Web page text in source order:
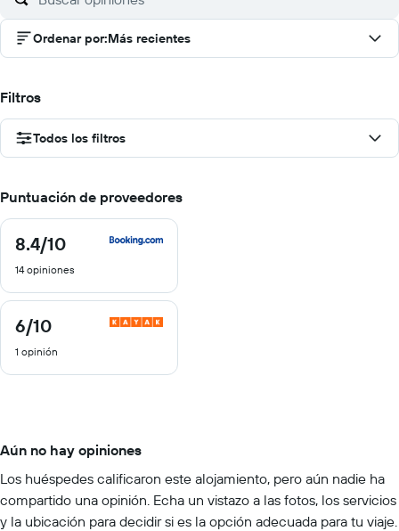
Ordenar por:Más recientes
Filtros
Todos los filtros
Puntuación de proveedores
8.4/10
8.4
10
14 opiniones
6/10
6
de
10
1 opinión
Aún no hay opiniones
Los huéspedes calificaron este alojamiento, pero aún nadie ha
compartido una opinión. Echa un vistazo a las fotos, los servicios
y la ubicación para decidir si es la opción adecuada para tu viaje.